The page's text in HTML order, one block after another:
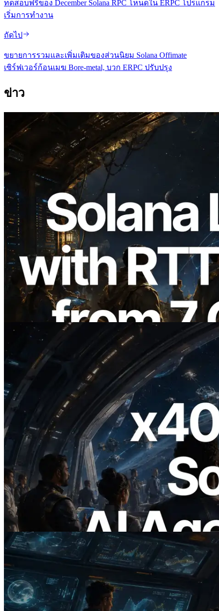
ทดสอบฟรีของ December Solana RPC โหนดใน ERPC โปรแกรม
เริ่มการทํางาน
ถัดไป
ขยายการรวมและเพิ่มเติมของส่วนนิยม Solana Offimate
เซิร์ฟเวอร์ก้อนเมฆ Bore-metal, บวก ERPC ปรับปรุง
ข่าว
2026.08.05
ERPC ขยาย Solana Leader Slot API ด้วย
การวัด Ping จาก 7 Region ทั่วโลก พร้อม
เปิดตัว Validators Information API
2026.07.04
ERPC เปิดตัว Solana RPC ที่รองรับ x402
— ยุคที่ AI Agent จ่ายเงินให้ API ที่ต้องใช้
แบบ On Demand
อ่านบทความนี้